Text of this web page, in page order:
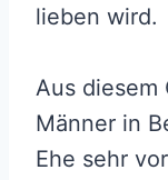
lieben wird.
Aus diesem
Männer in
Ehe sehr